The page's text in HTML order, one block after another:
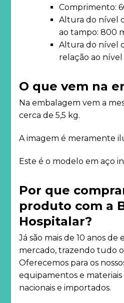
Comprimento:
Altura do nível
ao tampo: 800
Altura do nível
relação ao
O que vem na
Na embalagem vem a
cerca de 5,5 kg.
A imagem é meramente
Este é o modelo em aço
Por que
produto com a
Hospitalar?
Já são mais de 10 anos de
mercado, trazendo tudo
Oferecemos para os
equipamentos e
nacionais e importados.